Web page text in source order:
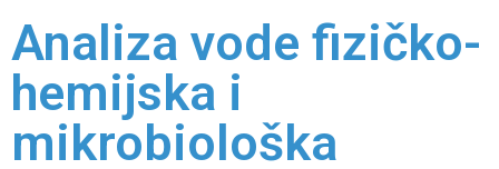
Analiza vode fizičko-
hemijska i
mikrobiološka